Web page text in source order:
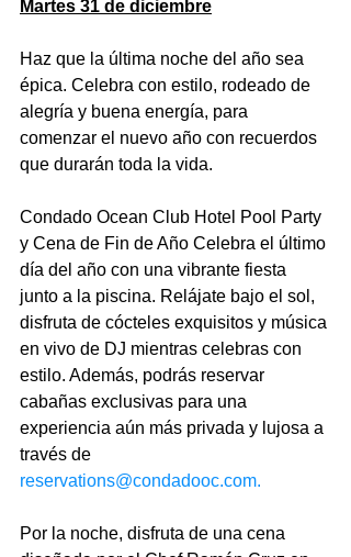
Martes 31 de diciembre
Haz que la última noche del año sea
épica. Celebra con estilo, rodeado de
alegría y buena energía, para
comenzar el nuevo año con recuerdos
que durarán toda la vida.
Condado Ocean Club Hotel Pool Party
y Cena de Fin de Año Celebra el último
día del año con una vibrante fiesta
junto a la piscina. Relájate bajo el sol,
disfruta de cócteles exquisitos y música
en vivo de DJ mientras celebras con
estilo. Además, podrás reservar
cabañas exclusivas para una
experiencia aún más privada y lujosa a
través de
reservations@condadooc.com.
Por la noche, disfruta de una cena